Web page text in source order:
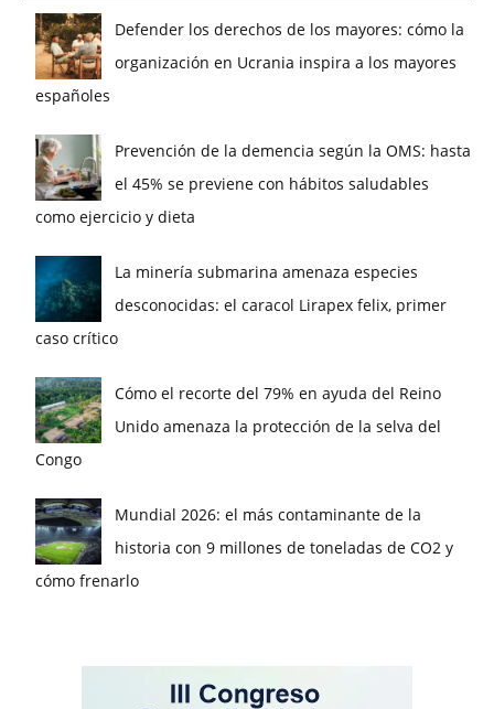
Defender los derechos de los mayores: cómo la
organización en Ucrania inspira a los mayores
españoles
Prevención de la demencia según la OMS: hasta
el 45% se previene con hábitos saludables
como ejercicio y dieta
La minería submarina amenaza especies
desconocidas: el caracol Lirapex felix, primer
caso crítico
Cómo el recorte del 79% en ayuda del Reino
Unido amenaza la protección de la selva del
Congo
Mundial 2026: el más contaminante de la
historia con 9 millones de toneladas de CO2 y
cómo frenarlo